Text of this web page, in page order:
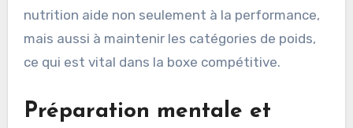
nutrition aide non seulement à la performance,
mais aussi à maintenir les catégories de poids,
ce qui est vital dans la boxe compétitive.
Préparation mentale et